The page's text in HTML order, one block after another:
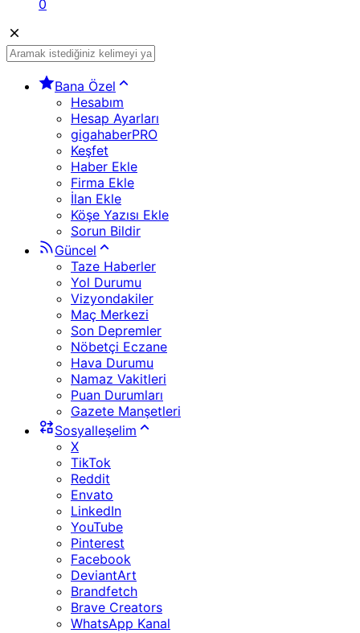
0
Bana Özel
Hesabım
Hesap Ayarları
gigahaberPRO
Keşfet
Haber Ekle
Firma Ekle
İlan Ekle
Köşe Yazısı Ekle
Sorun Bildir
Güncel
Taze Haberler
Yol Durumu
Vizyondakiler
Maç Merkezi
Son Depremler
Nöbetçi Eczane
Hava Durumu
Namaz Vakitleri
Puan Durumları
Gazete Manşetleri
Sosyalleşelim
X
TikTok
Reddit
Envato
LinkedIn
YouTube
Pinterest
Facebook
DeviantArt
Brandfetch
Brave Creators
WhatsApp Kanal